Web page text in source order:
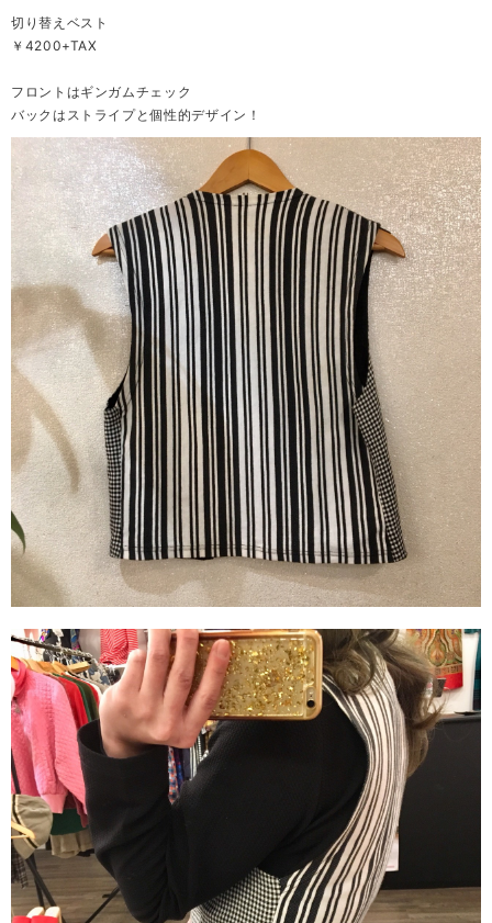
切り替えベスト
￥4200+TAX
フロントはギンガムチェック
バックはストライプと個性的デザイン！